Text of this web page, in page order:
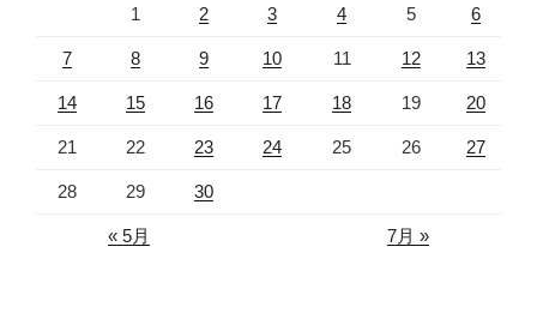
1 2 3 4 5 6
7 8 9 10 11 12 13
14 15 16 17 18 19 20
21 22 23 24 25 26 27
28 29 30
« 5月 7月 »